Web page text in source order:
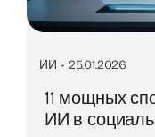
ИИ • 25.01.2026
11 мощных
ИИ в